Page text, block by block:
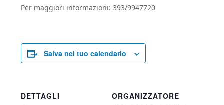
Per maggiori informazioni: 393/9947720
Salva nel tuo calendario
DETTAGLI
ORGANIZZATORE